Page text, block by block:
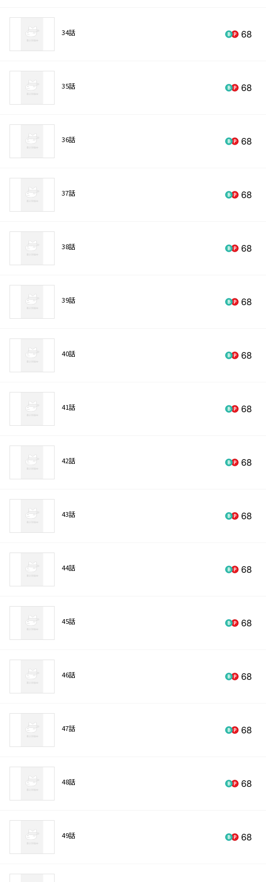
34話 68
35話 68
36話 68
37話 68
38話 68
39話 68
40話 68
41話 68
42話 68
43話 68
44話 68
45話 68
46話 68
47話 68
48話 68
49話 68